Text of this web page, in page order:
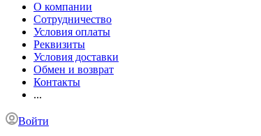
О компании
Сотрудничество
Условия оплаты
Реквизиты
Условия доставки
Обмен и возврат
Контакты
...
Войти